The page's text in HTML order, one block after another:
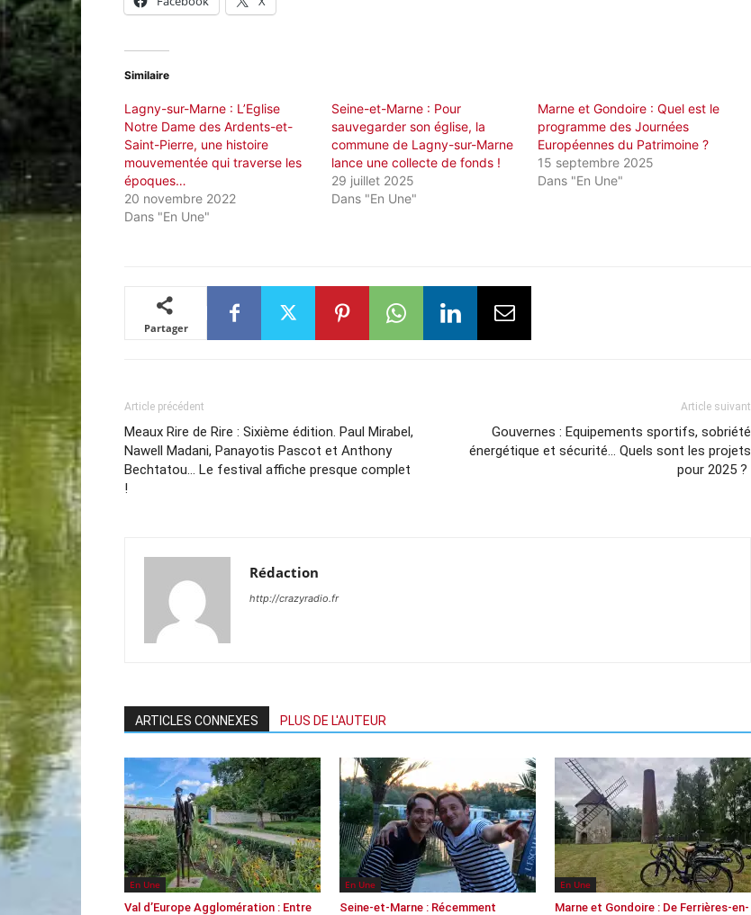
Similaire
Lagny-sur-Marne : L’Eglise
Notre Dame des Ardents-et-
Saint-Pierre, une histoire
mouvementée qui traverse les
époques…
20 novembre 2022
Dans "En Une"
Seine-et-Marne : Pour
sauvegarder son église, la
commune de Lagny-sur-Marne
lance une collecte de fonds !
29 juillet 2025
Dans "En Une"
Marne et Gondoire : Quel est le
programme des Journées
Européennes du Patrimoine ?
15 septembre 2025
Dans "En Une"
Partager
Article précédent
Meaux Rire de Rire : Sixième édition. Paul Mirabel,
Nawell Madani, Panayotis Pascot et Anthony
Bechtatou… Le festival affiche presque complet
!
Article suivant
Gouvernes : Equipements sportifs, sobriété
énergétique et sécurité… Quels sont les projets
pour 2025 ?
Rédaction
http://crazyradio.fr
ARTICLES CONNEXES PLUS DE L'AUTEUR
En Une
Val d’Europe Agglomération : Entre
En Une
Seine-et-Marne : Récemment
En Une
Marne et Gondoire : De Ferrières-en-